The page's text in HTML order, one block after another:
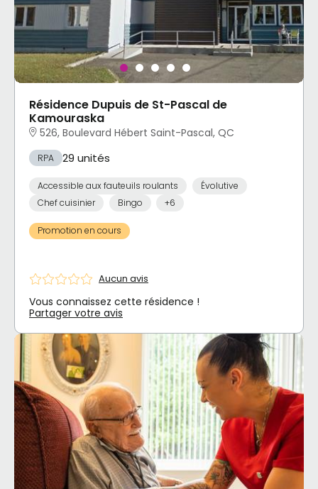
Résidence Dupuis de St-Pascal de
Kamouraska
526, Boulevard Hébert Saint-Pascal, QC
RPA 29 unités
Accessible aux fauteuils roulants
Évolutive
Chef cuisinier
Bingo +6
Promotion en cours
Aucun avis
Vous connaissez cette résidence !
Partager votre avis